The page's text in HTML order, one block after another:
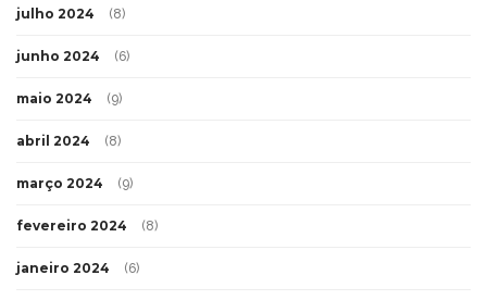
julho 2024 (8)
junho 2024 (6)
maio 2024 (9)
abril 2024 (8)
março 2024 (9)
fevereiro 2024 (8)
janeiro 2024 (6)